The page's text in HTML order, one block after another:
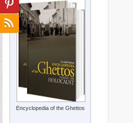
Encyclopedia of the Ghettos